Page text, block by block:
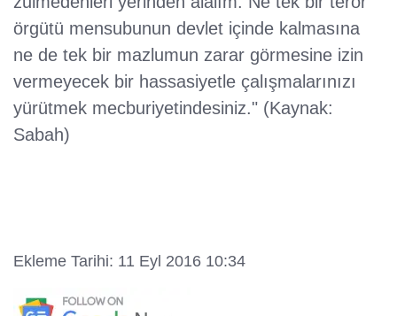
örgütü mensubunun devlet içinde kalmasına
ne de tek bir mazlumun zarar görmesine izin
vermeyecek bir hassasiyetle çalışmalarınızı
yürütmek mecburiyetindesiniz." (Kaynak:
Sabah)
Ekleme Tarihi: 11 Eyl 2016 10:34